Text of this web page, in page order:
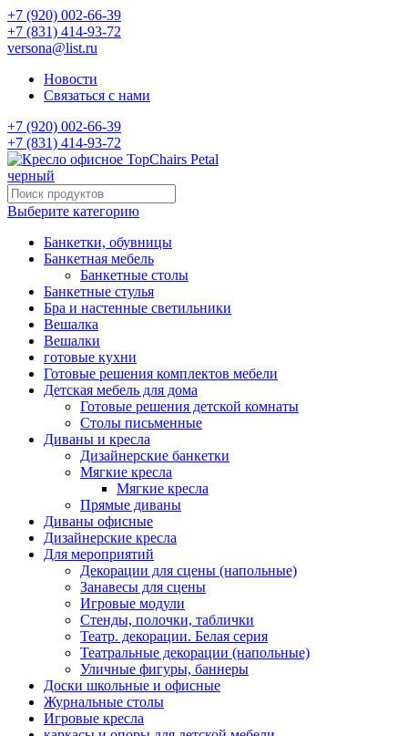
+7 (920) 002-66-39
+7 (831) 414-93-72
versona@list.ru
Новости
Связаться с нами
+7 (920) 002-66-39
+7 (831) 414-93-72
Выберите категорию
Банкетки, обувницы
Банкетная мебель
Банкетные столы
Банкетные стулья
Бра и настенные светильники
Вешалка
Вешалки
готовые кухни
Готовые решения комплектов мебели
Детская мебель для дома
Готовые решения детской комнаты
Столы письменные
Диваны и кресла
Дизайнерские банкетки
Мягкие кресла
Мягкие кресла
Прямые диваны
Диваны офисные
Дизайнерские кресла
Для мероприятий
Декорации для сцены (напольные)
Занавесы для сцены
Игровые модули
Стенды, полочки, таблички
Театр. декорации. Белая серия
Театральные декорации (напольные)
Уличные фигуры, баннеры
Доски школьные и офисные
Журнальные столы
Игровые кресла